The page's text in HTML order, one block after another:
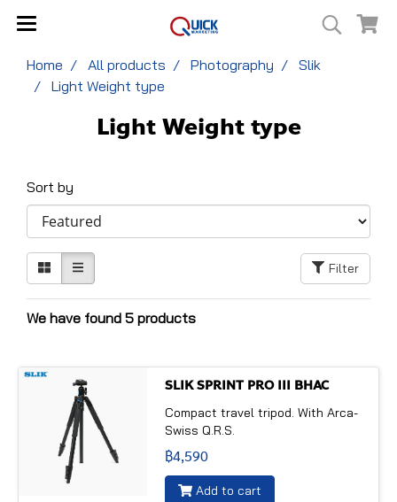
Home All products Photography
Slik
Light Weight type
Light Weight type
Sort by
Filter
We have found 5 products
SLIK SPRINT PRO III BHAC
Compact travel tripod. With Arca-
Swiss Q.R.S.
฿4,590
Add to cart